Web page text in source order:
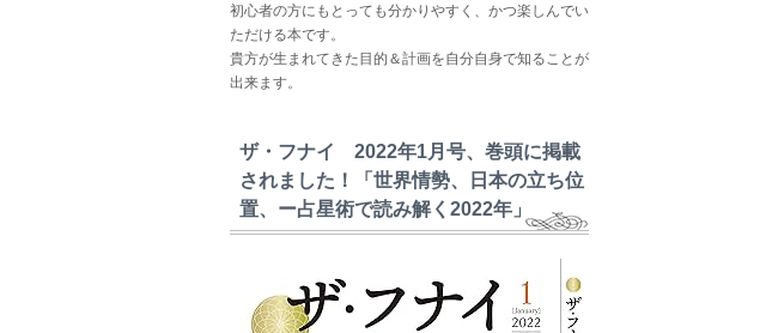
初心者の方にもとっても分かりやすく、かつ楽しんでい
ただける本です。
貴方が生まれてきた目的＆計画を自分自身で知ることが
出来ます。
ザ・フナイ 2022年1月号、巻頭に掲載
されました！「世界情勢、日本の立ち位
置、ー占星術で読み解く2022年」